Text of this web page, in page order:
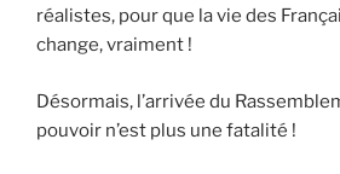
réalistes, pour que la vie des
change, vraiment !
Désormais, l’arrivée du
pouvoir n’est plus une fatalité !